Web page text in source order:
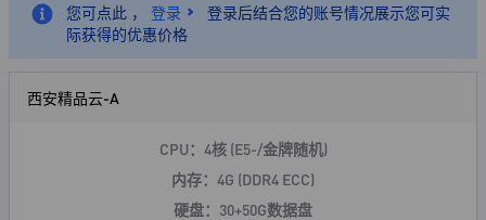
您可点此 ， 登录
登录后结合您的账号情况展示您可实
际获得的优惠价格
西安精品云-A
CPU：4核 (E5-/金牌随机)
内存：4G (DDR4 ECC)
硬盘：30+50G数据盘